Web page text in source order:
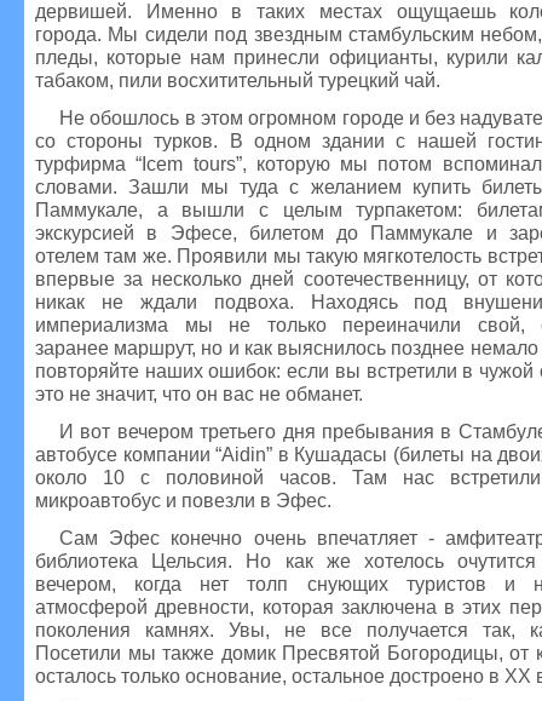
дервишей. Именно в таких местах ощущаешь
города. Мы сидели под звездным стамбульским
пледы, которые нам принесли официанты, курили
табаком, пили восхитительный турецкий чай.
Не обошлось в этом огромном городе и без
со стороны турков. В одном здании с нашей
турфирма “Icem tours”, которую мы потом
словами. Зашли мы туда с желанием купить
Паммукале, а вышли с целым турпакетом:
экскурсией в Эфесе, билетом до Паммукале и
отелем там же. Проявили мы такую мягкотелость
впервые за несколько дней соотечественницу, от
никак не ждали подвоха. Находясь под
империализма мы не только переиначили свой,
заранее маршрут, но и как выяснилось позднее
повторяйте наших ошибок: если вы встретили в чужой
это не значит, что он вас не обманет.
И вот вечером третьего дня пребывания в
автобусе компании “Aidin” в Кушадасы (билеты на
около 10 с половиной часов. Там нас
микроавтобус и повезли в Эфес.
Сам Эфес конечно очень впечатляет -
библиотека Цельсия. Но как же хотелось
вечером, когда нет толп снующих туристов и
атмосферой древности, которая заключена в этих
поколения камнях. Увы, не все получается так,
Посетили мы также домик Пресвятой Богородицы, от
осталось только основание, остальное достроено в XX